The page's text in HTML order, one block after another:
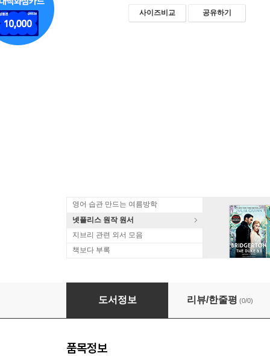
사이즈비교 공유하기
영어 습관 만드는 여름방학
넷플리스 원작 원서
지브리 관련 외서 모음
책보다 부록
Official Google Cloud Certified
도서정보 리뷰/한줄평 (0/0)
품목정보